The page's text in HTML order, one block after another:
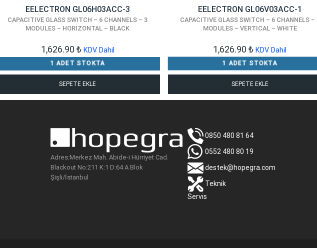
EELECTRON GL06H03ACC-3
CAPACITIVE GLASS SWITCH – 6 CHANNELS – 3
MODULES – HORIZONTAL – BLACK
1,626.90 ₺ KDV Dahil
1 ADET STOKTA
SEPETE EKLE
EELECTRON GL06V03ACC-1
CAPACITIVE GLASS SWITCH – 6 CHANNELS –
MODULES – VERTICAL – WHITE
1,626.90₺ KDV Dahil
1 ADET STOKTA
SEPETE EKLE
Adres:Merkez Mah. Abide-i Hürriyet Cad.
Blackout No:211 K:1 D:64 A Blok
Şişli/İstanbul
0850 480 81 64
0552 480 80 19
destek@hopegra.com
Teknik
Servis